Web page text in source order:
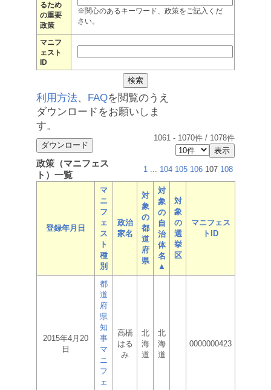
るため
の重要
政策
※関心のあるキーワード、政策をご記入くだ
さい。
マニフ
ェスト
ID
利用方法、 FAQを閲覧のうえ
ダウンロードをお願いしま
す。
1061 - 1070件 / 1078件
政策（マニフェス
ト）一覧
1 ... 104 105 106 107 108
登録年月日
マ
ニ
フ
ェ
ス
ト
種
別
政治
家名
対
象
の
都
道
府
県
対
象
の
自
治
体
名
▲
対
象
の
選
挙
区
マニフェス
トID
2015年4月20
日
都
道
府
県
知
事
マ
ニ
フ
ェ
高橋
はる
み
北
海
道
北
海
道
0000000423